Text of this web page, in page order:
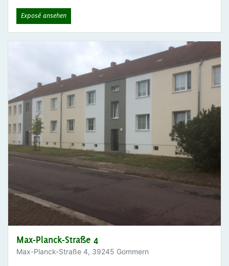
Exposé ansehen
Max-Planck-Straße 4
Max-Planck-Straße 4, 39245 Gommern